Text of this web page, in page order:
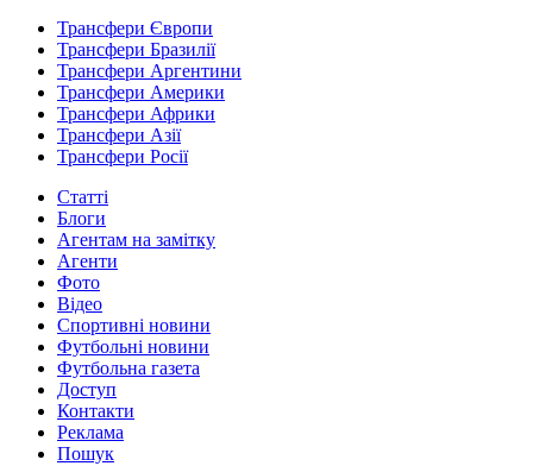
Трансфери Європи
Трансфери Бразилії
Трансфери Аргентини
Трансфери Америки
Трансфери Африки
Трансфери Азії
Трансфери Росії
Статті
Блоги
Агентам на замітку
Агенти
Фото
Відео
Спортивні новини
Футбольні новини
Футбольна газета
Доступ
Контакти
Реклама
Пошук